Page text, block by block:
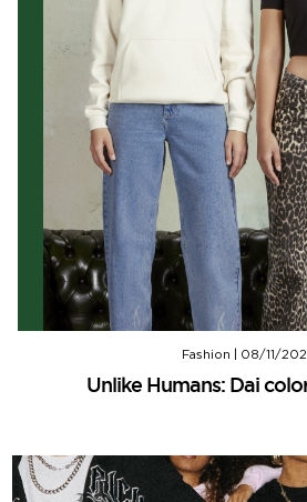
Fashion 08/11/
Unlike Humans: Dai